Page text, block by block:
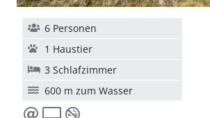
6 Personen
1 Haustier
3 Schlafzimmer
600 m zum Wasser